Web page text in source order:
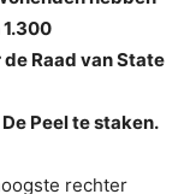
Raad van State
Peel te staken.
rechter